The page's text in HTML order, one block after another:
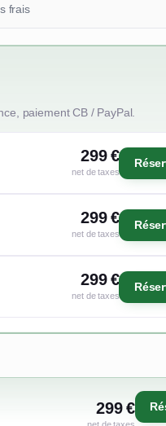
frais
paiement CB / PayPal.
299 €
net de taxes
299 €
net de taxes
299 €
net de taxes
299 €